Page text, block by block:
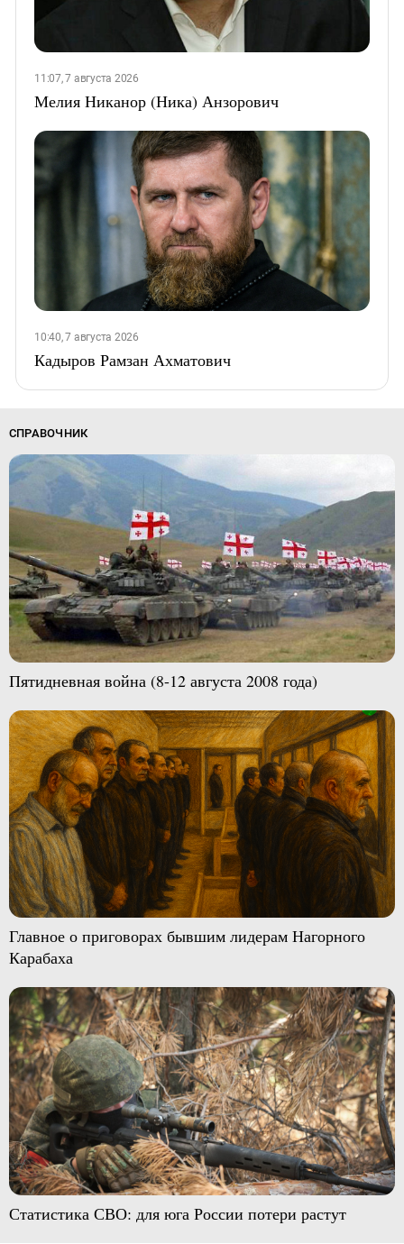
11:07, 7 августа 2026
Мелия Никанор (Ника) Анзорович
10:40, 7 августа 2026
Кадыров Рамзан Ахматович
СПРАВОЧНИК
Пятидневная война (8-12 августа 2008 года)
Главное о приговорах бывшим лидерам Нагорного
Карабаха
Статистика СВО: для юга России потери растут